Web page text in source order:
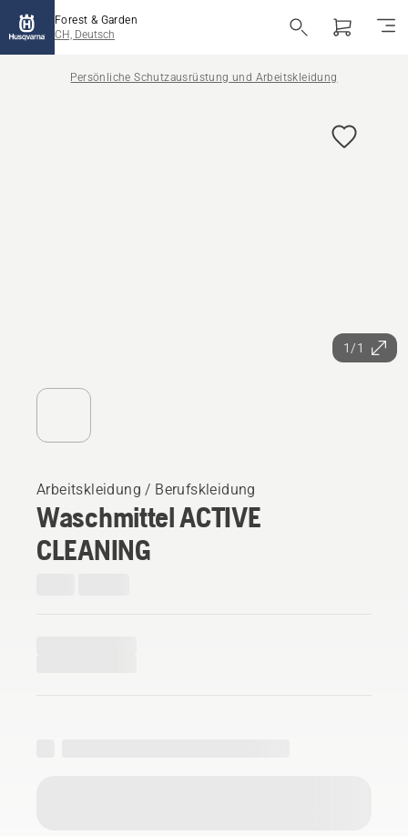
Forest & Garden
CH, Deutsch
Persönliche Schutzausrüstung und Arbeitskleidung
1/1
Arbeitskleidung / Berufskleidung
Waschmittel ACTIVE
CLEANING